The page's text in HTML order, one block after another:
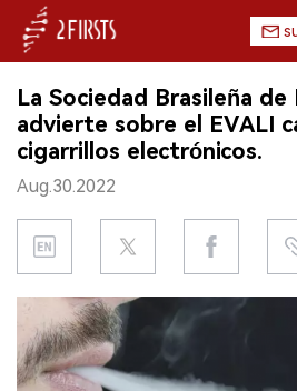
INICIO
EMPRESA
PRODUCTO
REGULACIÓN
CHINA
DATOS
La Sociedad Brasileña
advierte sobre el EVALI
cigarrillos electrónicos.
Aug.30.2022